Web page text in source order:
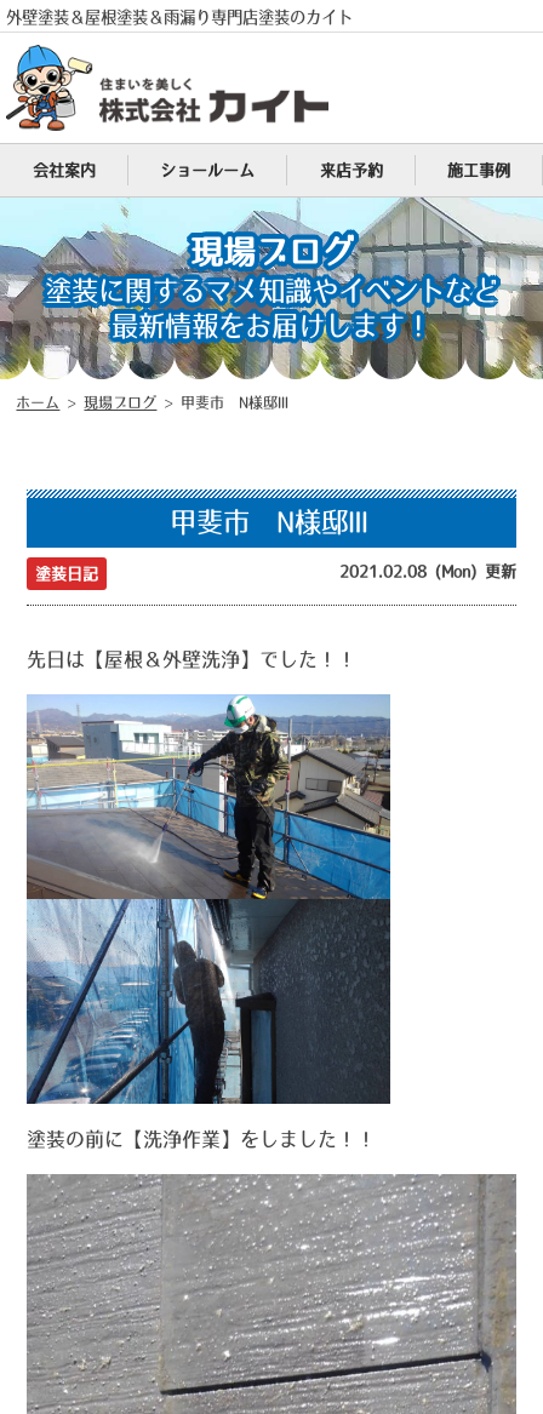
外壁塗装＆屋根塗装＆雨漏り専門店塗装のカイト
電話
会社案内 ショールーム 来店予約 施工事例
現場ブログ
塗装に関するマメ知識やイベントなど
最新情報をお届けします！
ホーム >現場ブログ > 甲斐市 N様邸Ⅲ
甲斐市 N様邸Ⅲ
塗装日記 2021.02.08 (Mon) 更新
先日は【屋根＆外壁洗浄】でした！！
塗装の前に【洗浄作業】をしました！！